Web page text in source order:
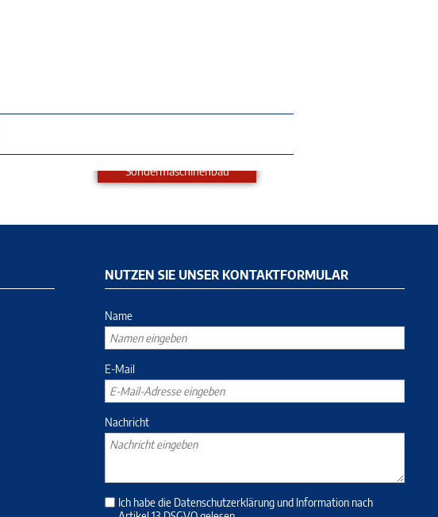
Automatisierungstechnik
Sondermaschinenbau
NUTZEN SIE UNSER KONTAKTFORMULAR
Name
E-Mail
Nachricht
Ich habe die Datenschutzerklärung und Information nach